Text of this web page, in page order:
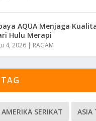
AQUA Menjaga
Hulu Merapi
4, 2026 | RAGAM
AMERIKA SERIKAT ASIA